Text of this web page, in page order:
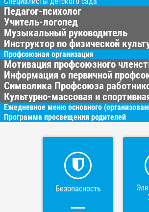
Педагог-психолог
Учитель-логопед
Музыкальный руководитель
Инструктор по физической
Профсоюзная организация
Мотивация профсоюзного
Информация о первичной
Символика Профсоюза
Культурно-массовая и
Ежедневное меню основного
Программа просвещения родителей
Безопасность